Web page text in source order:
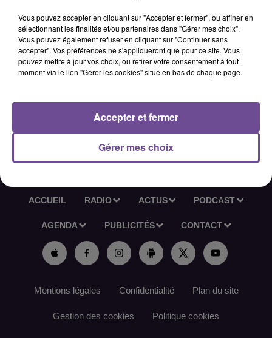
assurer la préparation méticuleuse des commandes en
conformité avec les instructions fournies. Procéder à la
saisie précise des bons de livraison dans le système
informatique dédié de l’entreprise. Collaborer étroitement
avec l'équipe pour optimiser le flux des marchandises et
Référence de l’offre France Travail : 183XMWZ
ACCUEIL RADIO ACTUS PODCAST
AGENDA PUBLICITÉS CONTACT
Mentions légales Confidentialité Plan du site
Gestion des cookies Politique cookies
Vous pouvez accepter en cliquant sur "Accepter et fermer", ou affiner en
sélectionnant les finalités et/ou partenaires dans "Gérer mes choix".
Vous pouvez également refuser en cliquant sur "Continuer sans
accepter". Vos préférences ne s'appliqueront que pour ce site. Vous
pouvez mettre à jour vos choix, ou retirer votre consentement à tout
moment via le lien "Gérer les cookies" situé en bas de chaque page.
Gérer mes choix
Accepter et fermer